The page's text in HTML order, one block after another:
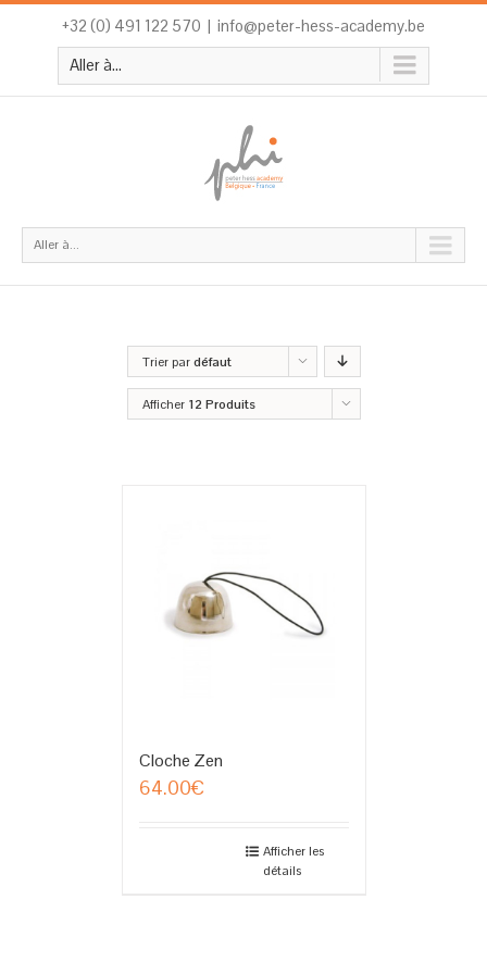
+32 (0) 491 122 570 | info@peter-hess-academy.be
Aller à...
Aller à...
Trier pardéfaut
Afficher 12 Produits
Cloche Zen
64.00€
Afficher les
détails